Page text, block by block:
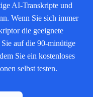
AI-Transkripte und
Wenn Sie sich immer
die geeignete
auf die 90-minütige
Sie ein kostenloses
selbst testen.